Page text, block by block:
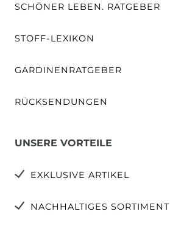
SCHÖNER LEBEN. RATGEBER
STOFF-LEXIKON
GARDINENRATGEBER
RÜCKSENDUNGEN
UNSERE VORTEILE
EXKLUSIVE ARTIKEL
NACHHALTIGES SORTIMENT